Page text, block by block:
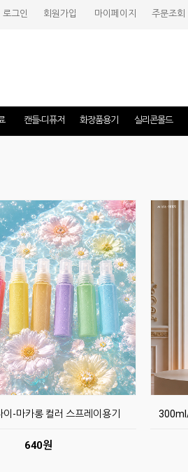
로그인 회원가입 마이페이지 주문조회
캔들-디퓨저 화장품용기 실리콘몰드
-마카롱 컬러 스프레이용기
640원